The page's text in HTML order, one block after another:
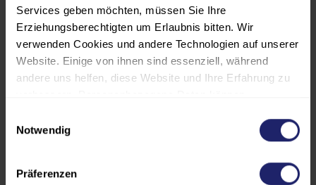
Services geben möchten, müssen Sie Ihre
Erziehungsberechtigten um Erlaubnis bitten. Wir
verwenden Cookies und andere Technologien auf unserer
Website. Einige von ihnen sind essenziell, während
andere uns helfen, diese Website und Ihre Erfahrung zu
personalisierte Anzeigen und Inhalte oder die Messung
von Anzeigen und Inhalten. Weitere Informationen über
Datenschutzerklärung. Es besteht keine Verpflichtung, in
Notwendig
Präferenzen
Ingenieurekammer-Bau anerkannt.
Der Lehrgang ist gemäß der
Weiterbildungsordnung der
Ingenieurkammer-Bau Nordrhein-
Westfalen mit 80
Württemberg als